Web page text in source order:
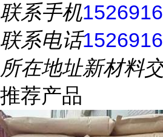
联系手机
联系电话
所在地址新材料
推荐产品